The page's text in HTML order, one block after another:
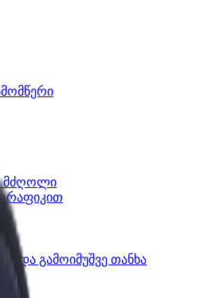
მძღოლი
გრაფიკით
და გამოიმუშვე თანხა